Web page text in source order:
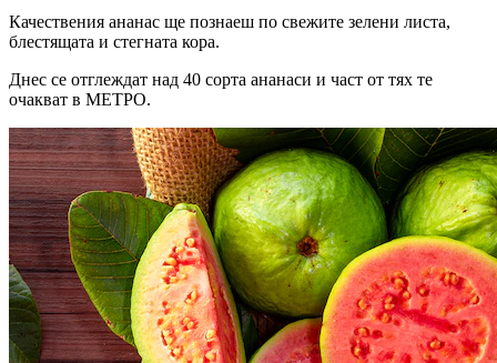
Качествения ананас ще познаеш по свежите зелени листа,
блестящата и стегната кора.
Днес се отглеждат над 40 сорта ананаси и част от тях те
очакват в МЕТРО.